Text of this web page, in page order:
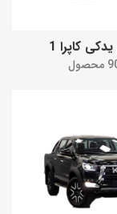
یدکی کاپرا 1